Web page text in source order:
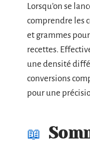
Lorsqu’on se
comprendre les
et grammes
recettes.
une densité
conversions
pour une